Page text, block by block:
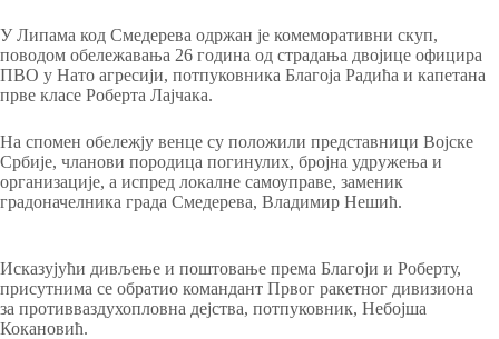
У Липама код Смедерева одржан је комеморативни скуп,
поводом обележавања 26 година од страдања двојице официра
ПВО у Нато агресији, потпуковника Благоја Радића и капетана
прве класе Роберта Лајчака.
На спомен обележју венце су положили представници Војске
Србије, чланови породица погинулих, бројна удружења и
организације, а испред локалне самоуправе, заменик
градоначелника града Смедерева, Владимир Нешић.
Исказујући дивљење и поштовање према Благоји и Роберту,
присутнима се обратио командант Првог ракетног дивизиона
за противваздухопловна дејства, потпуковник, Небојша
Кокановић.